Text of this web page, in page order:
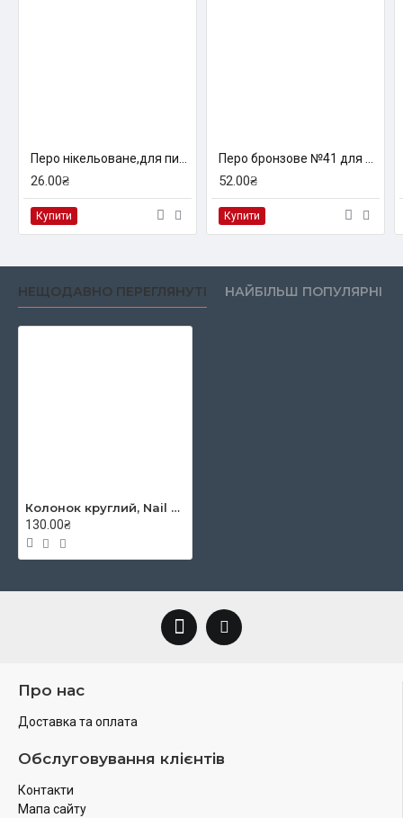
26.00₴
Купити
52.00₴
Купити
НЕЩОДАВНО ПЕРЕГЛЯНУТІ НАЙБІЛЬШ ПОПУЛЯРНІ
Колонок круглий, Nail art 3009L, № 2/0, к.р. пензель KOLOS
130.00₴
Про нас
Доставка та оплата
Обслуговування клієнтів
Контакти
Мапа сайту